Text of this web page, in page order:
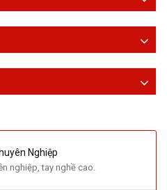
Nghiệp
nghiệp, tay nghề cao.